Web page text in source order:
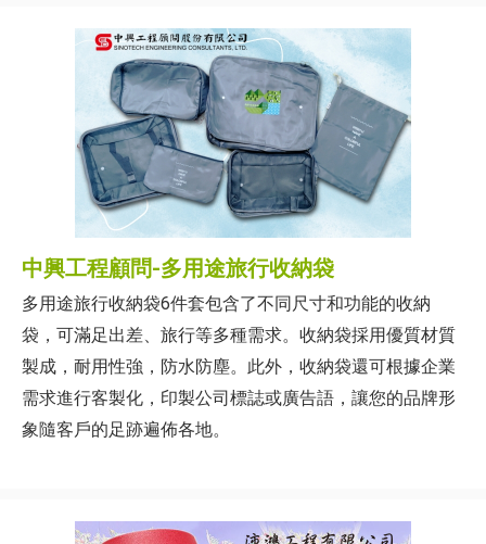
中興工程顧問-多用途旅行收納袋
多用途旅行收納袋6件套包含了不同尺寸和功能的收納
袋，可滿足出差、旅行等多種需求。收納袋採用優質材質
製成，耐用性強，防水防塵。此外，收納袋還可根據企業
需求進行客製化，印製公司標誌或廣告語，讓您的品牌形
象隨客戶的足跡遍佈各地。